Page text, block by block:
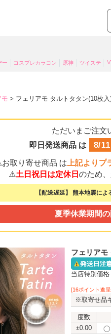
ー コスプレカラコン 原神 ツイステ
モ > フェリアモ タルトタタン(10枚入
ただいまご注文
即日発送商品 は
8/
取り寄せ商品 は 上記よりプ
⚠土日祝日は定休日 のため
【配送遅延】 熊本地震に
夏季休業期間
フェリアモ
当店特別価格
[16ポイント進
※取寄せ品
度数
±0.00